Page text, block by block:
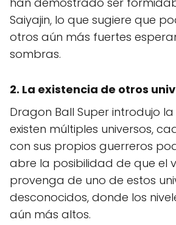
Saiyajin, lo que sugiere que
otros aún más fuertes
sombras.
2. La existencia de otros
Dragon Ball Super introdujo
existen múltiples universos,
con sus propios guerreros
abre la posibilidad de que el
provenga de uno de estos
desconocidos, donde los
aún más altos.